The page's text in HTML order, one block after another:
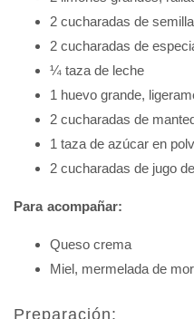
2 cucharadas de
2 cucharadas de
¼ taza de leche
1 huevo grande,
2 cucharadas de
1 taza de azúcar en
2 cucharadas de jugo
Para acompañar:
Queso crema
Miel, mermelada de
Preparación: